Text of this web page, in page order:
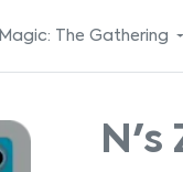
Magic: The Gathering
N's